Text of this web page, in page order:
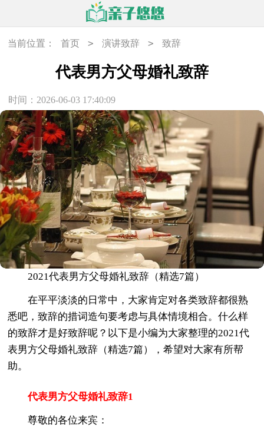
当前位置： 首页 > 演讲致辞 > 致辞
代表男方父母婚礼致辞
时间：2026-06-03 17:40:09
2021代表男方父母婚礼致辞（精选7篇）
在平平淡淡的日常中，大家肯定对各类致辞都很熟
悉吧，致辞的措词造句要考虑与具体情境相合。什么样
的致辞才是好致辞呢？以下是小编为大家整理的2021代
表男方父母婚礼致辞（精选7篇），希望对大家有所帮
助。
代表男方父母婚礼致辞1
尊敬的各位来宾：